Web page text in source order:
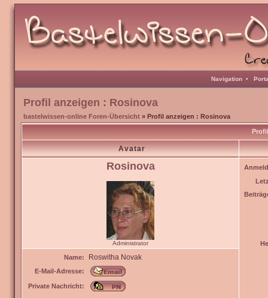
Navigation •
Profil anzeigen : Rosinova
bastelwissen-online Foren-Übersicht » Profil anzeigen : Rosinova
Avatar
Rosinova
Administrator
Name:
Roswitha Novak
E-Mail-Adresse:
Private Nachricht: